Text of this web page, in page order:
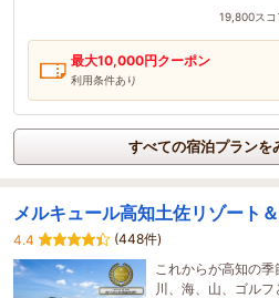
19,800スコ
最大10,000円クーポン
利用条件あり
すべての宿泊プランを
メルキュール高知土佐リゾート
4.4
(448件)
これからが高知の
川、海、山、ゴル